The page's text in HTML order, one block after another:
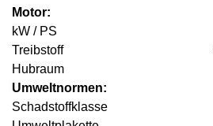
Motor:
kW / PS
Treibstoff
Hubraum
Umweltnormen:
Schadstoffklasse